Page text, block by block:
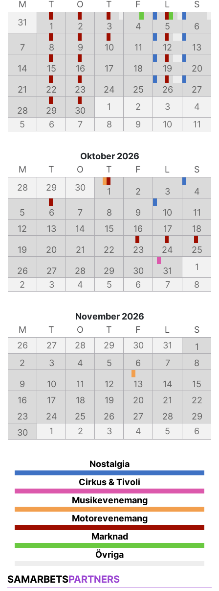
M
T O T F L
S
31
1 2 3 4 5 6
7 8 9 10 11 12 13
14 15 16 17 18 19 20
21 22 23 24 25 26 27
28 29 30 1 2 3
4
5
6 7 8 9 10 11
Oktober 2026
M
T O T F L
S
28
29 30 1 2 3 4
5 6 7 8 9 10
11
12
13 14 15 16 17 18
19 20 21 22 23 24 25
26 27 28 29 30 31
1
2
3 4 5 6 7 8
November 2026
M
T O T F L
S
26
27 28 29 30 31
1
2
3 4 5 6 7 8
9 10 11 12 13 14
15
16
17 18 19 20 21
22
23
24 25 26 27 28
29
30
1 2 3 4 5 6
Nostalgia
Cirkus & Tivoli
Musikevenemang
Motorevenemang
Marknad
Övriga
SAMARBETSPARTNERS